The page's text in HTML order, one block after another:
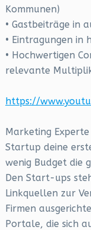
Kommunen)
• Gastbeiträge in
• Eintragungen in
• Hochwertigen
relevante
https://
Marketing
Startup deine
wenig Budget die
Den Start-ups
Linkquellen zur
Firmen
Portale, die sich